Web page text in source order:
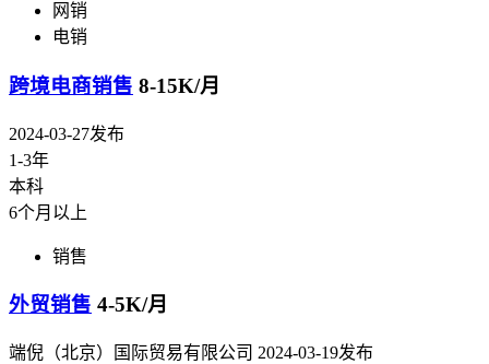
网销
电销
跨境电商销售 8-15K/月
2024-03-27发布
1-3年
本科
6个月以上
销售
外贸销售 4-5K/月
端倪（北京）国际贸易有限公司 2024-03-19发布